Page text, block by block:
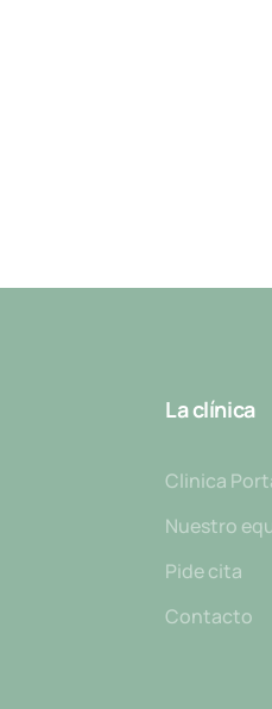
La clínica
Clinica
Nuestro
Pide cita
Contacto